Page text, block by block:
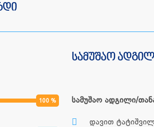
100 %
სამუშაო
სამუშაო ადგილი/
დავით